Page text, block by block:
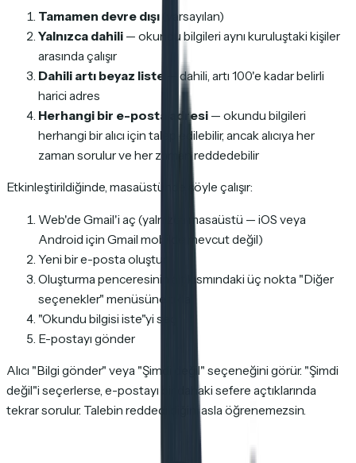
Tamamen devre dışı (varsayılan)
Yalnızca dahili — okundu bilgileri aynı kuruluştaki kişiler
arasında çalışır
Dahili artı beyaz liste
— dahili, artı 100'e kadar belirli
harici adres
Herhangi bir e-posta adresi — okundu bilgileri
herhangi bir alıcı için talep edilebilir, ancak alıcıya her
zaman sorulur ve her zaman reddedebilir
Etkinleştirildiğinde, masaüstünde şöyle çalışır:
Web'de Gmail'i aç (yalnızca masaüstü — iOS veya
Android için Gmail mobilde mevcut değil)
Yeni bir e-posta oluştur
Oluşturma penceresinin alt kısmındaki üç nokta "Diğer
seçenekler" menüsüne tıkla
"Okundu bilgisi iste"yi seç
E-postayı gönder
Alıcı "Bilgi gönder" veya "Şimdi değil" seçeneğini görür. "Şimdi
değil"i seçerlerse, e-postayı bir dahaki sefere açtıklarında
tekrar sorulur. Talebin reddedildiğini asla öğrenemezsin.